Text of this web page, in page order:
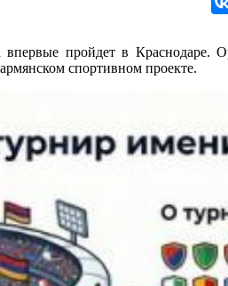
пройдет в Краснодаре.
спортивном проекте.